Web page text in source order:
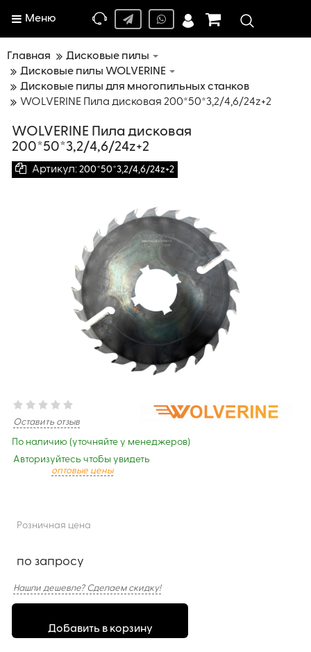
Меню
Главная
Дисковые пилы
Дисковые пилы WOLVERINE
Дисковые пилы для многопильных станков
WOLVERINE Пила дисковая 200*50*3,2/4,6/24z+2
WOLVERINE Пила дисковая
200*50*3,2/4,6/24z+2
Артикул: 200*50*3,2/4,6/24z+2
Оставить отзыв
По наличию (уточняйте у менеджеров)
Авторизуйтесь чтобы увидеть
оптовые цены
Розничная цена
по запросу
Нашли дешевле? Сделаем скидку!
Добавить в корзину